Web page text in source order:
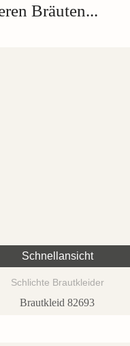
Bräuten...
Schnellansicht
Schlichte Brautkleider
Brautkleid 82693